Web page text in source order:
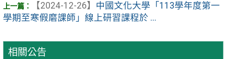
相關公告
【2024-12-26】 中國文化大學「113學年度第一
學期至寒假磨課師」線上研習課程於 ...